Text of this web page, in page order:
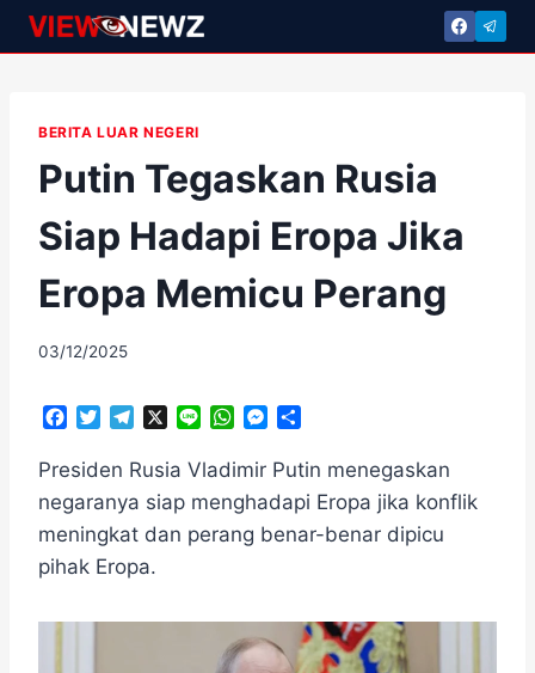
Skip
to
BERITA LUAR NEGERI
Putin Tegaskan Rusia
Siap Hadapi Eropa Jika
Eropa Memicu Perang
By
03/12/2025
c
b
o
o
i
t
e
r
l
g
r
a
n
W
a
s
A
M
s
e
n
a
r
e
Presiden Rusia Vladimir Putin menegaskan
negaranya siap menghadapi Eropa jika konflik
meningkat dan perang benar-benar dipicu
pihak Eropa.